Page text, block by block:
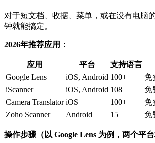
对于短文档、收据、菜单，或在没有电脑
钟就能搞定。
2026年推荐应用：
应用 平台 支持语言
Google Lens
iOS, Android 100+
免
iScanner
iOS, Android 108
免
Camera Translator iOS 100+
免
Zoho Scanner
Android 15 免
操作步骤（以 Google Lens 为例，两个平